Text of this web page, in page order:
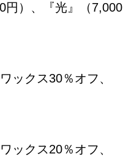
円）、『光』（7,000
ックス30％オフ、
ックス20％オフ、